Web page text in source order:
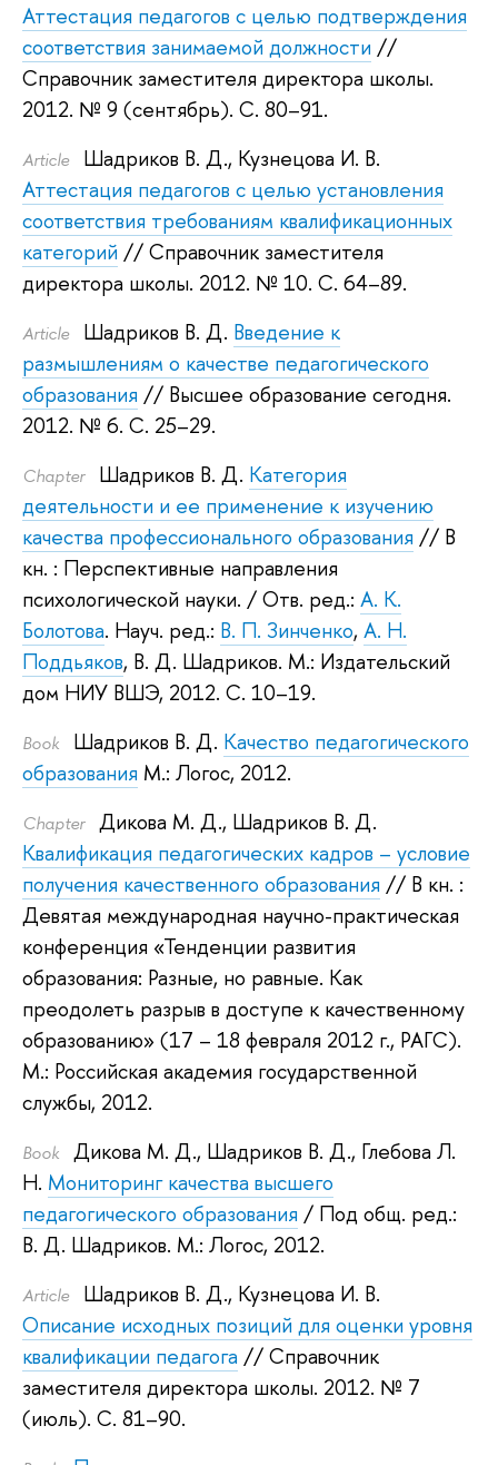
Аттестация педагогов с целью подтверждения
соответствия занимаемой должности //
Справочник заместителя директора школы.
2012. № 9 (сентябрь). С. 80–91.
Article Шадриков В. Д., Кузнецова И. В.
Аттестация педагогов с целью установления
соответствия требованиям квалификационных
категорий // Справочник заместителя
директора школы. 2012. № 10. С. 64–89.
Article Шадриков В. Д. Введение к
размышлениям о качестве педагогического
образования // Высшее образование сегодня.
2012. № 6. С. 25–29.
Сhapter Шадриков В. Д. Категория
деятельности и ее применение к изучению
качества профессионального образования // В
кн. : Перспективные направления
психологической науки. / Отв. ред.: А. К.
Болотова. Науч. ред.: В. П. Зинченко, А. Н.
Поддьяков, В. Д. Шадриков. М.: Издательский
дом НИУ ВШЭ, 2012. С. 10–19.
Book Шадриков В. Д. Качество педагогического
образования М.: Логос, 2012.
Сhapter Дикова М. Д., Шадриков В. Д.
Квалификация педагогических кадров – условие
получения качественного образования // В кн. :
Девятая международная научно-практическая
конференция «Тенденции развития
образования: Разные, но равные. Как
преодолеть разрыв в доступе к качественному
образованию» (17 – 18 февраля 2012 г., РАГС).
М.: Российская академия государственной
службы, 2012.
Book Дикова М. Д., Шадриков В. Д., Глебова Л.
Н. Мониторинг качества высшего
педагогического образования / Под общ. ред.:
В. Д. Шадриков. М.: Логос, 2012.
Article Шадриков В. Д., Кузнецова И. В.
Описание исходных позиций для оценки уровня
квалификации педагога // Справочник
заместителя директора школы. 2012. № 7
(июль). С. 81–90.